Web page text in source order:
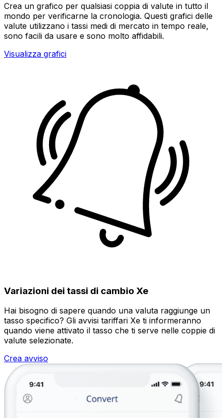
Crea un grafico per qualsiasi coppia di valute in tutto il
mondo per verificarne la cronologia. Questi grafici delle
valute utilizzano i tassi medi di mercato in tempo reale,
sono facili da usare e sono molto affidabili.
Visualizza grafici
Variazioni dei tassi di cambio Xe
Hai bisogno di sapere quando una valuta raggiunge un
tasso specifico? Gli avvisi tariffari Xe ti informeranno
quando viene attivato il tasso che ti serve nelle coppie di
valute selezionate.
Crea avviso